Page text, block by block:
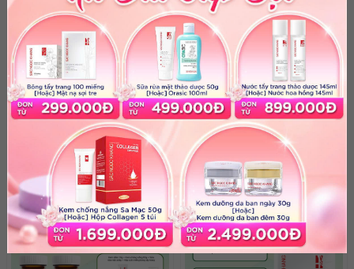
COMBO Dầu Gội + Dầu Xả
26 Thảo Dược - Kèm quà
Giá niêm yết: 384,000
Kem Dưỡng Da Ban Đêm
[30g] kèm quà tặng
Giá ưu đãi: 295,000
%
Giá niêm yết: Liên hệ